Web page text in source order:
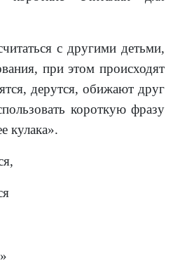
с другими детьми,
при этом происходят
дерутся, обижают друг
короткую фразу
кулака».